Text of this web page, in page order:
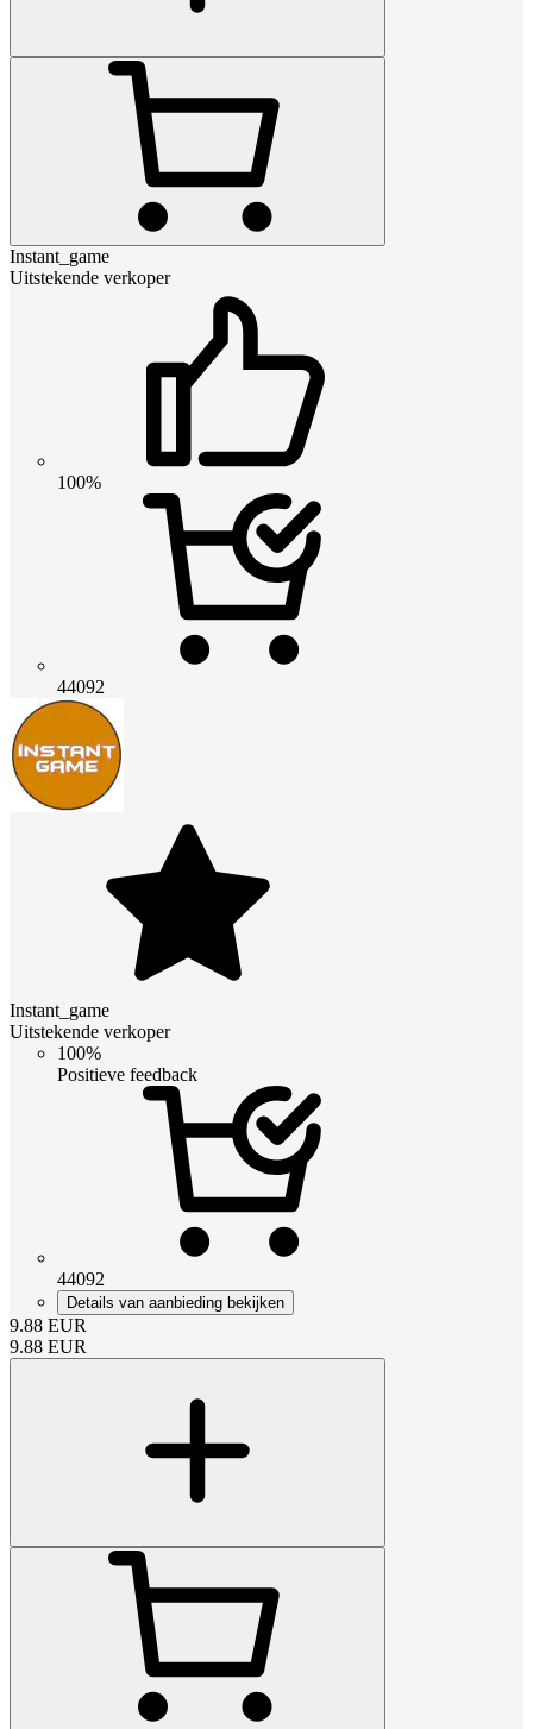
Instant_game
Uitstekende verkoper
100%
44092
Instant_game
Uitstekende verkoper
100%
Positieve feedback
44092
Details van aanbieding bekijken
9.88 EUR
9.88 EUR